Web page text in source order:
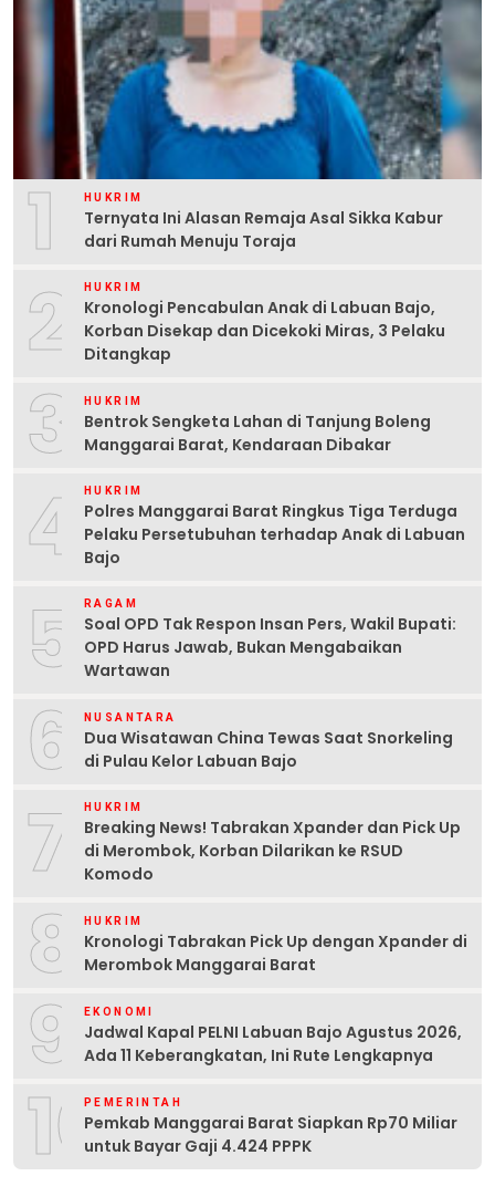
1 HUKRIM
Ternyata Ini Alasan Remaja Asal Sikka Kabur
dari Rumah Menuju Toraja
2 HUKRIM
Kronologi Pencabulan Anak di Labuan Bajo,
Korban Disekap dan Dicekoki Miras, 3 Pelaku
Ditangkap
3 HUKRIM
Bentrok Sengketa Lahan di Tanjung Boleng
Manggarai Barat, Kendaraan Dibakar
4 HUKRIM
Polres Manggarai Barat Ringkus Tiga Terduga
Pelaku Persetubuhan terhadap Anak di Labuan
Bajo
5 RAGAM
Soal OPD Tak Respon Insan Pers, Wakil Bupati:
OPD Harus Jawab, Bukan Mengabaikan
Wartawan
6 NUSANTARA
Dua Wisatawan China Tewas Saat Snorkeling
di Pulau Kelor Labuan Bajo
7 HUKRIM
Breaking News! Tabrakan Xpander dan Pick Up
di Merombok, Korban Dilarikan ke RSUD
Komodo
8 HUKRIM
Kronologi Tabrakan Pick Up dengan Xpander di
Merombok Manggarai Barat
9 EKONOMI
Jadwal Kapal PELNI Labuan Bajo Agustus 2026,
Ada 11 Keberangkatan, Ini Rute Lengkapnya
10PEMERINTAH
Pemkab Manggarai Barat Siapkan Rp70 Miliar
untuk Bayar Gaji 4.424 PPPK